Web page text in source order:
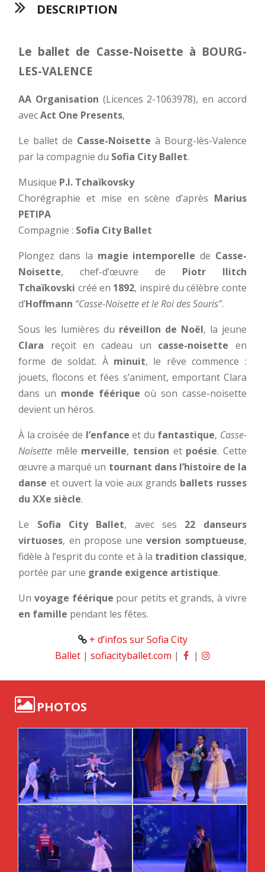
DESCRIPTION
Le ballet de Casse-Noisette à BOURG-
LES-VALENCE
AA Organisation (Licences 2-1063978), en accord
avecAct One Presents,
Le ballet de Casse-Noisette à Bourg-lès-Valence
par la compagnie du Sofia City Ballet.
Musique P.I. Tchaïkovsky
Chorégraphie et mise en scène d’après Marius
PETIPA
Compagnie : Sofia City Ballet
Plongez dans la magie intemporelle de Casse-
Noisette, chef-d’œuvre de Piotr Ilitch
Tchaïkovski créé en 1892, inspiré du célèbre conte
d’Hoffmann “Casse-Noisette et le Roi des Souris”.
Sous les lumières du réveillon de Noël, la jeune
Clara reçoit en cadeau un casse-noisette en
forme de soldat. À minuit, le rêve commence :
jouets, flocons et fées s’animent, emportant Clara
dans un monde féérique où son casse-noisette
devient un héros.
À la croisée de l’enfance et du fantastique, Casse-
Noisette mêle merveille, tension et poésie. Cette
œuvre a marqué un tournant dans l’histoire de la
danse et ouvert la voie aux grands ballets russes
du XXe siècle.
Le Sofia City Ballet, avec ses 22 danseurs
virtuoses, en propose uneversion somptueuse,
fidèle à l’esprit du conte et à la tradition classique,
portée par une grande exigence artistique.
Unvoyage féérique pour petits et grands, à vivre
en famille pendant les fêtes.
+ d’infos sur Sofia City
Ballet| sofiacityballet.com | |
PHOTOS